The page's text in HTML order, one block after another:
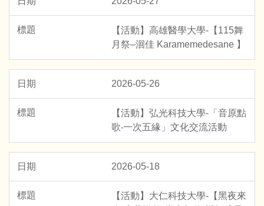
【活動】高雄醫學大學-【115舞
月祭–洄佳 Karamemedesane 】
2026-05-26
【活動】弘光科技大學-「音原點
歌‧一次五緣」文化交流活動
2026-05-18
【活動】大仁科技大學-【黑夜來